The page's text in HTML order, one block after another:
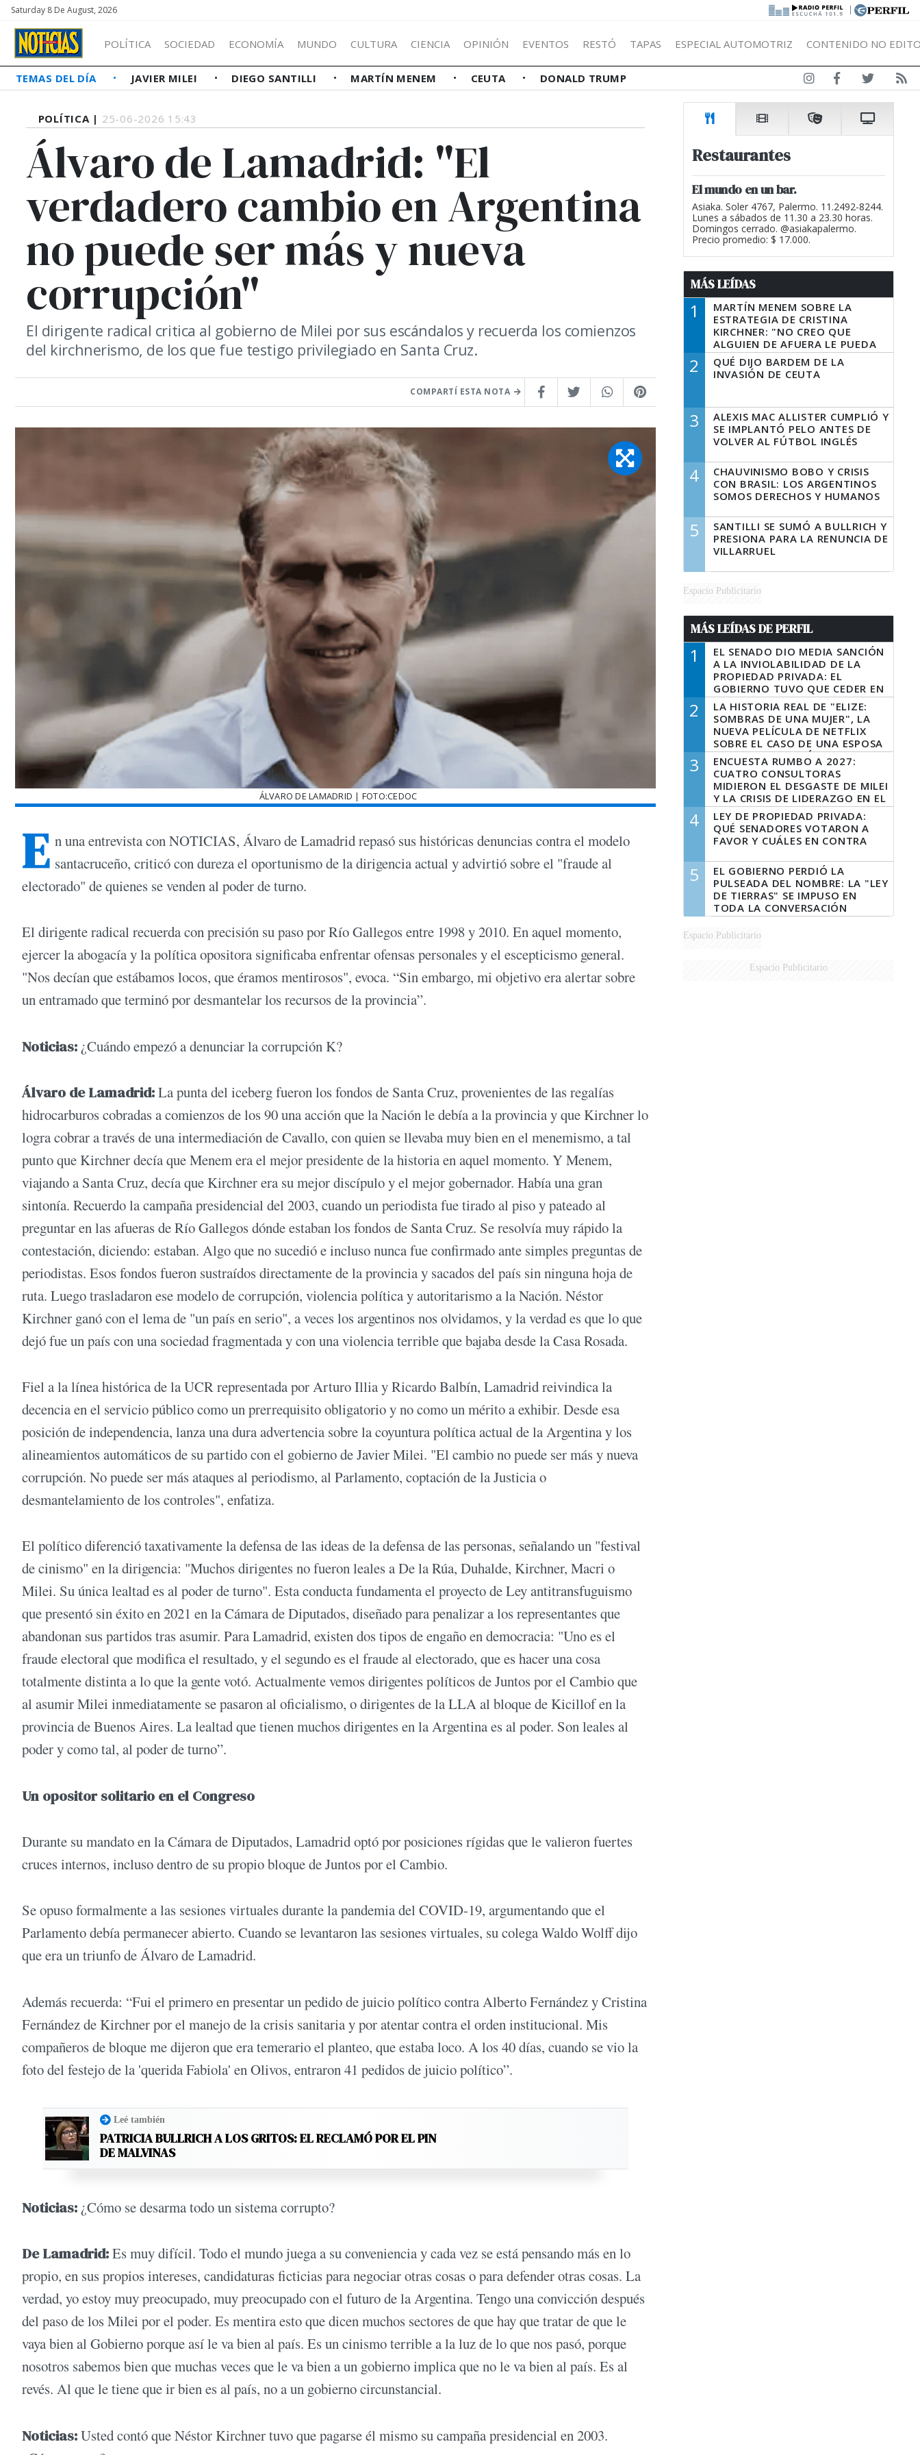
Saturday 8 De August, 2026 |
POLÍTICA SOCIEDAD ECONOMÍA MUNDO CULTURA CIENCIA OPINIÓN EVENTOS RESTÓ TAPAS ESPECIAL AUTOMOTRIZ CONTENIDO NO
TEMAS DEL DÍA JAVIER MILEI DIEGO SANTILLI MARTÍN MENEM CEUTA DONALD TRUMP
POLÍTICA | 25-06-2026 15:43
Álvaro de Lamadrid: "El
verdadero cambio en Argentina
no puede ser más y nueva
corrupción"
El dirigente radical critica al gobierno de Milei por sus escándalos y recuerda los comienzos
del kirchnerismo, de los que fue testigo privilegiado en Santa Cruz.
COMPARTÍ ESTA NOTA
ÁLVARO DE LAMADRID | FOTO:CEDOC
E n una entrevista con NOTICIAS, Álvaro de Lamadrid repasó sus históricas denuncias contra el modelo
santacruceño, criticó con dureza el oportunismo de la dirigencia actual y advirtió sobre el "fraude al
electorado" de quienes se venden al poder de turno.
El dirigente radical recuerda con precisión su paso por Río Gallegos entre 1998 y 2010. En aquel momento,
ejercer la abogacía y la política opositora significaba enfrentar ofensas personales y el escepticismo general.
"Nos decían que estábamos locos, que éramos mentirosos", evoca. “Sin embargo, mi objetivo era alertar sobre
un entramado que terminó por desmantelar los recursos de la provincia”.
Noticias: ¿Cuándo empezó a denunciar la corrupción K?
Álvaro de Lamadrid:La punta del iceberg fueron los fondos de Santa Cruz, provenientes de las regalías
hidrocarburos cobradas a comienzos de los 90 una acción que la Nación le debía a la provincia y que Kirchner lo
logra cobrar a través de una intermediación de Cavallo, con quien se llevaba muy bien en el menemismo, a tal
punto que Kirchner decía que Menem era el mejor presidente de la historia en aquel momento. Y Menem,
viajando a Santa Cruz, decía que Kirchner era su mejor discípulo y el mejor gobernador. Había una gran
sintonía. Recuerdo la campaña presidencial del 2003, cuando un periodista fue tirado al piso y pateado al
preguntar en las afueras de Río Gallegos dónde estaban los fondos de Santa Cruz. Se resolvía muy rápido la
contestación, diciendo: estaban. Algo que no sucedió e incluso nunca fue confirmado ante simples preguntas de
periodistas. Esos fondos fueron sustraídos directamente de la provincia y sacados del país sin ninguna hoja de
ruta. Luego trasladaron ese modelo de corrupción, violencia política y autoritarismo a la Nación. Néstor
Kirchner ganó con el lema de "un país en serio", a veces los argentinos nos olvidamos, y la verdad es que lo que
dejó fue un país con una sociedad fragmentada y con una violencia terrible que bajaba desde la Casa Rosada.
Fiel a la línea histórica de la UCR representada por Arturo Illia y Ricardo Balbín, Lamadrid reivindica la
decencia en el servicio público como un prerrequisito obligatorio y no como un mérito a exhibir. Desde esa
posición de independencia, lanza una dura advertencia sobre la coyuntura política actual de la Argentina y los
alineamientos automáticos de su partido con el gobierno de Javier Milei. "El cambio no puede ser más y nueva
corrupción. No puede ser más ataques al periodismo, al Parlamento, coptación de la Justicia o
desmantelamiento de los controles", enfatiza.
El político diferenció taxativamente la defensa de las ideas de la defensa de las personas, señalando un "festival
de cinismo" en la dirigencia: "Muchos dirigentes no fueron leales a De la Rúa, Duhalde, Kirchner, Macri o
Milei. Su única lealtad es al poder de turno". Esta conducta fundamenta el proyecto de Ley antitransfuguismo
que presentó sin éxito en 2021 en la Cámara de Diputados, diseñado para penalizar a los representantes que
abandonan sus partidos tras asumir. Para Lamadrid, existen dos tipos de engaño en democracia: "Uno es el
fraude electoral que modifica el resultado, y el segundo es el fraude al electorado, que es hacer una cosa
totalmente distinta a lo que la gente votó. Actualmente vemos dirigentes políticos de Juntos por el Cambio que
al asumir Milei inmediatamente se pasaron al oficialismo, o dirigentes de la LLA al bloque de Kicillof en la
provincia de Buenos Aires. La lealtad que tienen muchos dirigentes en la Argentina es al poder. Son leales al
poder y como tal, al poder de turno”.
Un opositor solitario en el Congreso
Durante su mandato en la Cámara de Diputados, Lamadrid optó por posiciones rígidas que le valieron fuertes
cruces internos, incluso dentro de su propio bloque de Juntos por el Cambio.
Se opuso formalmente a las sesiones virtuales durante la pandemia del COVID-19, argumentando que el
Parlamento debía permanecer abierto. Cuando se levantaron las sesiones virtuales, su colega Waldo Wolff dijo
que era un triunfo de Álvaro de Lamadrid.
Además recuerda: “Fui el primero en presentar un pedido de juicio político contra Alberto Fernández y Cristina
Fernández de Kirchner por el manejo de la crisis sanitaria y por atentar contra el orden institucional. Mis
compañeros de bloque me dijeron que era temerario el planteo, que estaba loco. A los 40 días, cuando se vio la
foto del festejo de la 'querida Fabiola' en Olivos, entraron 41 pedidos de juicio político”.
Leé también
PATRICIA BULLRICH A LOS GRITOS: EL RECLAMÓ POR EL PIN
DE MALVINAS
Noticias: ¿Cómo se desarma todo un sistema corrupto?
De Lamadrid:Es muy difícil. Todo el mundo juega a su conveniencia y cada vez se está pensando más en lo
propio, en sus propios intereses, candidaturas ficticias para negociar otras cosas o para defender otras cosas. La
verdad, yo estoy muy preocupado, muy preocupado con el futuro de la Argentina. Tengo una convicción después
del paso de los Milei por el poder. Es mentira esto que dicen muchos sectores de que hay que tratar de que le
vaya bien al Gobierno porque así le va bien al país. Es un cinismo terrible a la luz de lo que nos pasó, porque
nosotros sabemos bien que muchas veces que le va bien a un gobierno implica que no le va bien al país. Es al
revés. Al que le tiene que ir bien es al país, no a un gobierno circunstancial.
Noticias:Usted contó que Néstor Kirchner tuvo que pagarse él mismo su campaña presidencial en 2003.
Restaurantes
El mundo en un bar.
Asiaka. Soler 4767, Palermo. 11.2492-8244.
Lunes a sábados de 11.30 a 23.30 horas.
Domingos cerrado. @asiakapalermo.
Precio promedio: $ 17.000.
MÁS LEÍDAS
1
MARTÍN MENEM SOBRE LA
ESTRATEGIA DE CRISTINA
KIRCHNER: "NO CREO QUE
ALGUIEN DE AFUERA LE PUEDA
DECIR A LA JUSTICIA LO QUE
TIENE QUE HACER"
2
QUÉ DIJO BARDEM DE LA
INVASIÓN DE CEUTA
3
ALEXIS MAC ALLISTER CUMPLIÓ Y
SE IMPLANTÓ PELO ANTES DE
VOLVER AL FÚTBOL INGLÉS
4
CHAUVINISMO BOBO Y CRISIS
CON BRASIL: LOS ARGENTINOS
SOMOS DERECHOS Y HUMANOS
5
SANTILLI SE SUMÓ A BULLRICH Y
PRESIONA PARA LA RENUNCIA DE
VILLARRUEL
Espacio Publicitario
MÁS LEÍDAS DE PERFIL
1
EL SENADO DIO MEDIA SANCIÓN
A LA INVIOLABILIDAD DE LA
PROPIEDAD PRIVADA: EL
GOBIERNO TUVO QUE CEDER EN
LA LEY DEL MANEJO DEL FUEGO
2
LA HISTORIA REAL DE "ELIZE:
SOMBRAS DE UNA MUJER", LA
NUEVA PELÍCULA DE NETFLIX
SOBRE EL CASO DE UNA ESPOSA
QUE DESCUARTIZÓ A SU
MARIDO
3
ENCUESTA RUMBO A 2027:
CUATRO CONSULTORAS
MIDIERON EL DESGASTE DE MILEI
Y LA CRISIS DE LIDERAZGO EN EL
PERONISMO
4
LEY DE PROPIEDAD PRIVADA:
QUÉ SENADORES VOTARON A
FAVOR Y CUÁLES EN CONTRA
5
EL GOBIERNO PERDIÓ LA
PULSEADA DEL NOMBRE: LA "LEY
DE TIERRAS" SE IMPUSO EN
TODA LA CONVERSACIÓN
DIGITAL
Espacio Publicitario
Espacio Publicitario